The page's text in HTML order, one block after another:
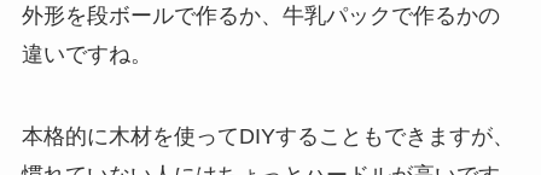
外形を段ボールで作るか、牛乳パックで作るかの
違いですね。
本格的に木材を使ってDIYすることもできますが、